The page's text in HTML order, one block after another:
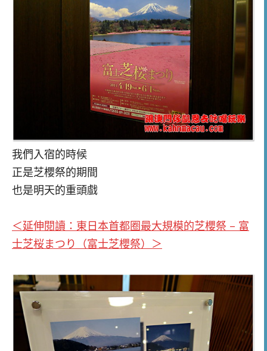
我們入宿的時候
正是芝櫻祭的期間
也是明天的重頭戲
＜延伸閱讀：東日本首都圈最大規模的芝櫻祭 – 富
士芝桜まつり（富士芝櫻祭） ＞